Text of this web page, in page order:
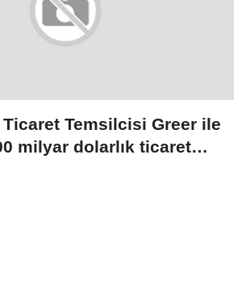
Temsilcisi Greer ile
milyar dolarlık ticaret